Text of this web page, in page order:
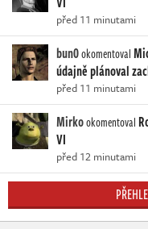
před 11 minutami
bun0okomentoval
údajně plánoval
před 11 minutami
Mirkookomentoval
VI
před 12 minutami